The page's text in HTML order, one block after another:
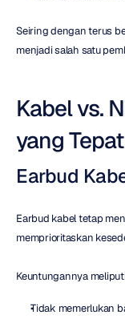
Seiring dengan terus
menjadi salah satu
Kabel vs.
yang
Earbud
Earbud kabel tetap
memprioritaskan
Keuntungannya
Tidak memerlukan